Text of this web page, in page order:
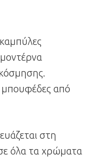
μπουφέδες από
στη
όλα τα χρώματα